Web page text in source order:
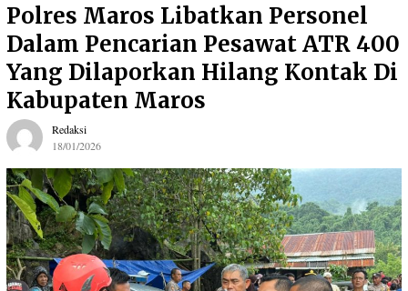
Polres Maros Libatkan Personel
Dalam Pencarian Pesawat ATR 400
Yang Dilaporkan Hilang Kontak Di
Kabupaten Maros
Redaksi
18/01/2026